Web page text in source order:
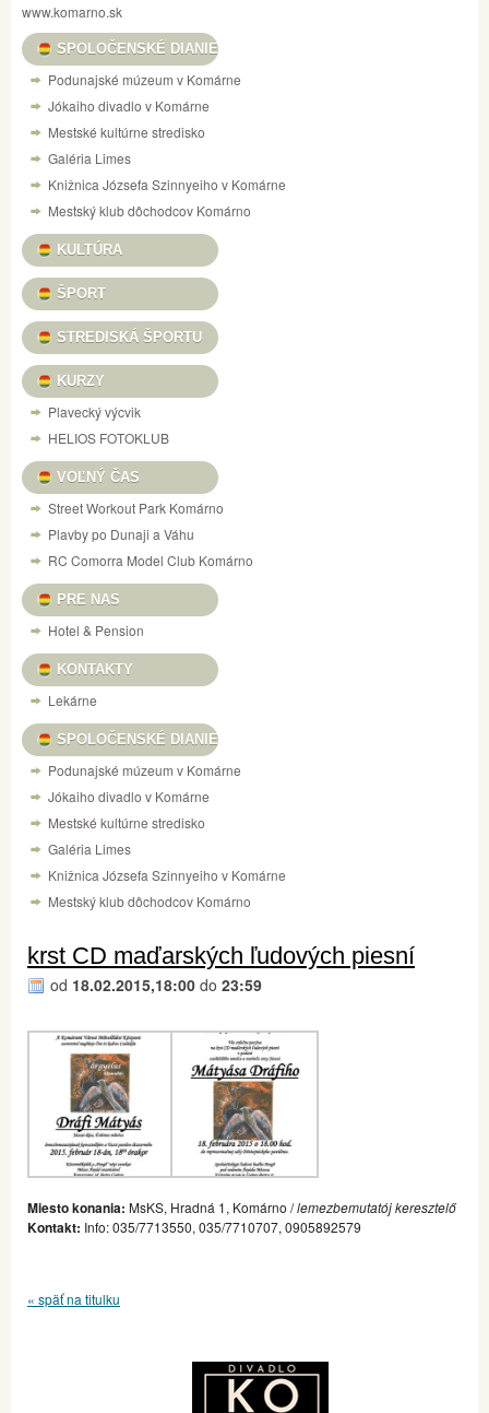
www.komarno.sk
SPOLOČENSKÉ DIANIE
Podunajské múzeum v Komárne
Jókaiho divadlo v Komárne
Mestské kultúrne stredisko
Galéria Limes
Knižnica Józsefa Szinnyeiho v Komárne
Mestský klub dôchodcov Komárno
KULTÚRA
ŠPORT
STREDISKÁ ŠPORTU
KURZY
Plavecký výcvik
HELIOS FOTOKLUB
VOĽNÝ ČAS
Street Workout Park Komárno
Plavby po Dunaji a Váhu
RC Comorra Model Club Komárno
PRE NAS
Hotel & Pension
KONTAKTY
Lekárne
SPOLOČENSKÉ DIANIE
Podunajské múzeum v Komárne
Jókaiho divadlo v Komárne
Mestské kultúrne stredisko
Galéria Limes
Knižnica Józsefa Szinnyeiho v Komárne
Mestský klub dôchodcov Komárno
krst CD maďarských ľudových piesní
od 18.02.2015,18:00 do 23:59
Miesto konania: MsKS, Hradná 1, Komárno /lemezbemutatój keresztelő
Kontakt: Info: 035/7713550, 035/7710707, 0905892579
« späť na titulku